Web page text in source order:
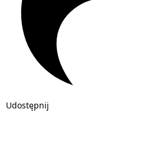
Udostępnij